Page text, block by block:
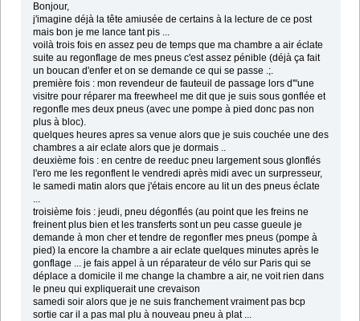
Bonjour,
j'imagine déjà la tête amiusée de certains à la lecture de ce post
mais bon je me lance tant pis ...
voilà trois fois en assez peu de temps que ma chambre a air éclate
suite au regonflage de mes pneus c'est assez pénible (déjà ça fait
un boucan d'enfer et on se demande ce qui se passe .;.
première fois : mon revendeur de fauteuil de passage lors d'"une
visitre pour réparer ma freewheel me dit que je suis sous gonflée et
regonfle mes deux pneus (avec une pompe à pied donc pas non
plus à bloc).
quelques heures apres sa venue alors que je suis couchée une des
chambres a air eclate alors que je dormais ..
deuxième fois : en centre de reeduc pneu largement sous glonflés
l'ero me les regonflent le vendredi après midi avec un surpresseur,
le samedi matin alors que j'étais encore au lit un des pneus éclate
...
troisième fois : jeudi, pneu dégonflés (au point que les freins ne
freinent plus bien et les transferts sont un peu casse gueule je
demande à mon cher et tendre de regonfler mes pneus (pompe à
pied) la encore la chambre a air eclate quelques minutes après le
gonflage ... je fais appel à un réparateur de vélo sur Paris qui se
déplace a domicile il me change la chambre a air, ne voit rien dans
le pneu qui expliquerait une crevaison
samedi soir alors que je ne suis franchement vraiment pas bcp
sortie car il a pas mal plu à nouveau pneu à plat ...